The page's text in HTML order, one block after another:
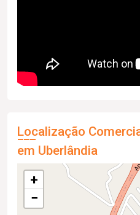
Localização
em Uberlândia
+
−